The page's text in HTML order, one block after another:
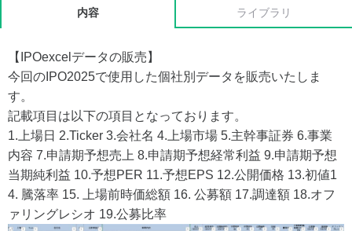
内容 ライブラリ
【IPOexcelデータの販売】
今回のIPO2025で使用した個社別データを販売いたしま
す。
記載項目は以下の項目となっております。
1.上場日 2.Ticker 3.会社名 4.上場市場 5.主幹事証券 6.事業
内容 7.申請期予想売上 8.申請期予想経常利益 9.申請期予想
当期純利益 10.予想PER 11.予想EPS 12.公開価格 13.初値1
4. 騰落率 15. 上場前時価総額 16. 公募額 17.調達額 18.オフ
ァリングレシオ 19.公募比率